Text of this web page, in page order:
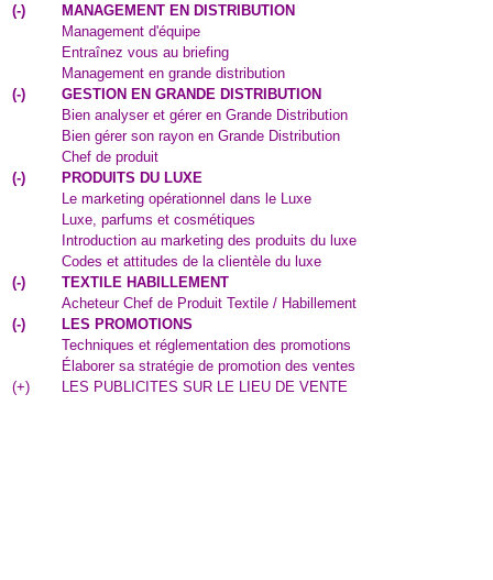
(-)
MANAGEMENT EN DISTRIBUTION
Management d'équipe
Entraînez vous au briefing
Management en grande distribution
(-)
GESTION EN GRANDE DISTRIBUTION
Bien analyser et gérer en Grande Distribution
Bien gérer son rayon en Grande Distribution
Chef de produit
(-)
PRODUITS DU LUXE
Le marketing opérationnel dans le Luxe
Luxe, parfums et cosmétiques
Introduction au marketing des produits du luxe
Codes et attitudes de la clientèle du luxe
(-)
TEXTILE HABILLEMENT
Acheteur Chef de Produit Textile / Habillement
(-)
LES PROMOTIONS
Techniques et réglementation des promotions
Élaborer sa stratégie de promotion des ventes
(+) LES PUBLICITES SUR LE LIEU DE VENTE